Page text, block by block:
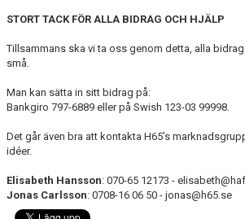
TRÄNINGSTIDER
USM
HANDBOLLSAKADEMIN
JL FYSIOCENTER
STORT TACK FÖR ALLA BIDRAG OCH HJÄLP
Tillsammans ska vi ta oss genom detta, alla
små.
Man kan sätta in sitt bidrag på:
Bankgiro 797-6889 eller på Swish 123-03 99998.
Det går även bra att kontakta H65’s
idéer.
Elisabeth Hansson: 070-65 12173 -
Jonas Carlsson: 0708-16 06 50 - jonas@h65.se